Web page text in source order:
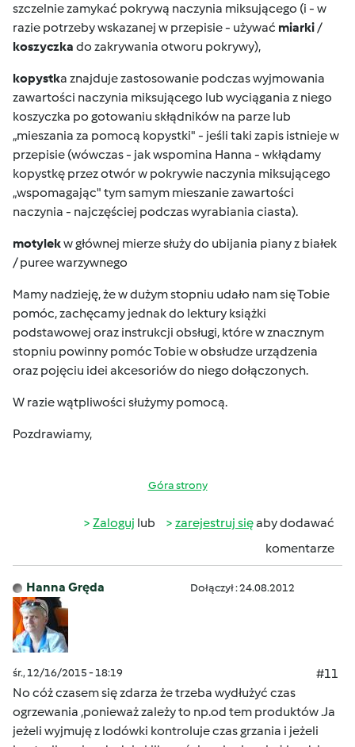
szczelnie zamykać pokrywą naczynia miksującego (i - w
razie potrzeby wskazanej w przepisie - używać miarki/
koszyczka do zakrywania otworu pokrywy),
kopystka znajduje zastosowanie podczas wyjmowania
zawartości naczynia miksującego lub wyciągania z niego
koszyczka po gotowaniu skłądników na parze lub
„mieszania za pomocą kopystki" - jeśli taki zapis istnieje w
przepisie (wówczas - jak wspomina Hanna - wkłądamy
kopystkę przez otwór w pokrywie naczynia miksującego
„wspomagając" tym samym mieszanie zawartości
naczynia - najczęściej podczas wyrabiania ciasta).
motylekw głównej mierze służy do ubijania piany z białek
/ puree warzywnego
Mamy nadzieję, że w dużym stopniu udało nam się Tobie
pomóc, zachęcamy jednak do lektury książki
podstawowej oraz instrukcji obsługi, które w znacznym
stopniu powinny pomóc Tobie w obsłudze urządzenia
oraz pojęciu idei akcesoriów do niego dołączonych.
W razie wątpliwości służymy pomocą.
Pozdrawiamy,
Góra strony
Zaloguj lub zarejestruj sięaby dodawać
komentarze
Hanna Gręda Dołączył : 24.08.2012
śr., 12/16/2015 - 18:19
#11
No cóż czasem się zdarza że trzeba wydłużyć czas
ogrzewania ,ponieważ zależy to np.od tem produktów .Ja
jeżeli wyjmuję z lodówki kontroluje czas grzania i jeżeli